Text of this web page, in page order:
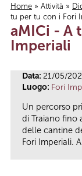
Tu sei qui
Home » Attività »
tu per tu con i Fori
aMICi - A
Imperiali
Data: 21/05/
Luogo: Fori
Un percorso
di Traiano fino
delle cantine
Fori Imperiali.